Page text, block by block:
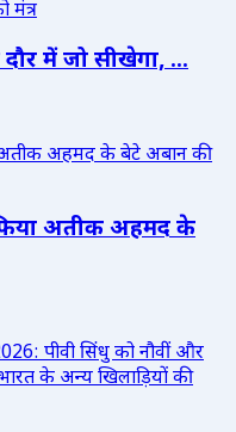
में जो सीखेगा, ...
अतीक अहमद के